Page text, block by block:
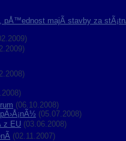
majÃ­ stavby za
(06.10.2008)
(05.07.2008)
z EU (03.06.2008)
(02.11.2007)